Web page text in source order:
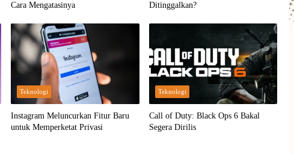
Cara Mengatasinya
Ditinggalkan?
Teknologi
Instagram Meluncurkan Fitur Baru
untuk Memperketat Privasi
Teknologi
Call of Duty: Black Ops 6 Bakal
Segera Dirilis